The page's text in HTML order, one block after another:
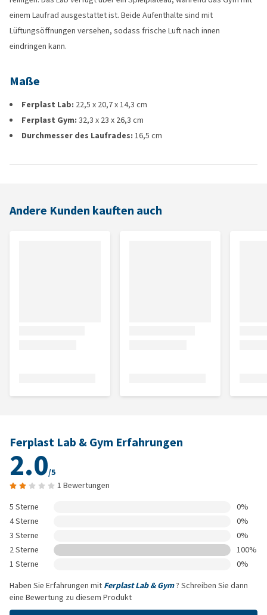
einem Laufrad ausgestattet ist. Beide Aufenthalte sind mit
Lüftungsöffnungen versehen, sodass frische Luft nach innen
eindringen kann.
Maße
Ferplast Lab: 22,5 x 20,7 x 14,3 cm
Ferplast Gym: 32,3 x 23 x 26,3 cm
Durchmesser des Laufrades: 16,5 cm
Andere Kunden kauften auch
Ferplast Lab & Gym Erfahrungen
2.0/5
1 Bewertungen
5 Sterne
0%
4 Sterne
0%
3 Sterne
0%
2 Sterne
100%
1 Sterne
0%
Haben Sie Erfahrungen mit Ferplast Lab & Gym? Schreiben Sie dann
eine Bewertung zu diesem Produkt